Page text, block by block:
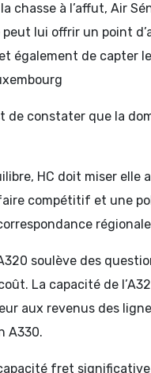
la chasse à l’affut, Air
lui offrir un point
également de
de constater que la
HC doit miser elle
compétitif et une
soulève des
La capacité de
aux revenus des
A330.
fret